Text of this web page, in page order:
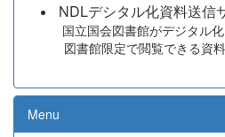
NDLデシタル化資料送信
国立国会図書館がデジタル化
図書館限定で閲覧できる資料
Menu